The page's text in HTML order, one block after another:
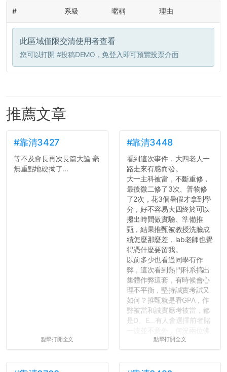
# 系級 暱稱 理由
此區域僅限交清使用者查看
您可以打開 #投稿DEMO ，免登入即可預覽投票介面
推薦文章
#靠清3427
等不及會長再次長篇大論 毫
無重點地硬拗了...
點擊打開全文
#靠清3448
看到這次事件，大四老人一
路走來有感而發。
大一主科被當，不斷重修，
最後微二修了3次、普物修
了2次，花3個暑假才拿到學
分，好不容易大四終於可以
撥出時間做實驗、準備推
甄，結果推甄被教授洗臉成
績怎麼那麼差，lab老師也覺
得憑什麼要留我。
以前多少也看過同學有作
弊，這次看到熱門科系搞出
集體作弊這套，有時候會心
理不平衡，堅持誠實考試又
如何？推甄就是看GPA，作
弊被當和誠實應考被當，都
是D、E...有人會選擇前者賭
一波並不意外，何況兩位佛
心教授看起來要輕輕放下
點擊打開全文